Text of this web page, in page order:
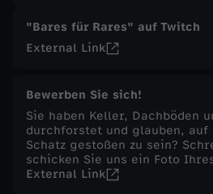
i
c
h
e
S
"Bares für Rares" auf Twitch
External Link
Bewerben Sie sich!
Sie haben Keller, Dachböden
durchforstet und glauben, auf
Schatz gestoßen zu sein?
schicken Sie uns ein Foto
External Link